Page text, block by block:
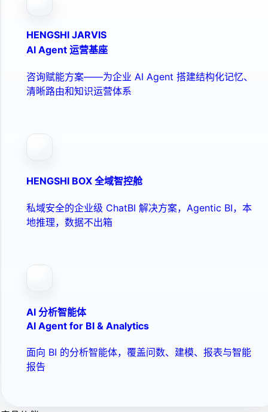
HENGSHI JARVIS
AI Agent 运营基座
咨询赋能方案——为企业 AI Agent 搭建结构化记忆、
清晰路由和知识运营体系
HENGSHI BOX 全域智控舱
私域安全的企业级 ChatBI 解决方案，Agentic BI，本
地推理，数据不出箱
AI 分析智能体
AI Agent for BI & Analytics
面向 BI 的分析智能体，覆盖问数、建模、报表与智能
报告